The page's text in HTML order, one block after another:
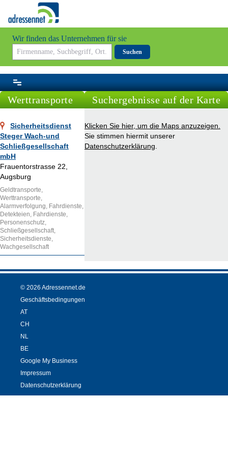
Wir finden das Unternehmen für sie
Suchen
Werttransporte
Sicherheitsdienst
Steger Wach-und
Schließgesellschaft
mbH
Frauentorstrasse 22,
Augsburg
Geldtransporte,
Werttransporte,
Alarmverfolgung, Fahrdienste,
Detekteien, Fahrdienste,
Personenschutz,
Schließgesellschaft,
Sicherheitsdienste,
Wachgesellschaft
Suchergebnisse auf der Karte
Klicken Sie hier, um die Maps anzuzeigen.
Sie stimmen hiermit unserer
Datenschutzerklärung
© 2026 Adressennet.de
Geschäftsbedingungen
AT
CH
NL
BE
Google My Business
Impressum
Datenschutzerklärung